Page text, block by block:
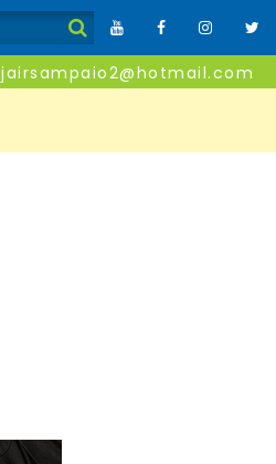
jairsampaio2@hotmail.com